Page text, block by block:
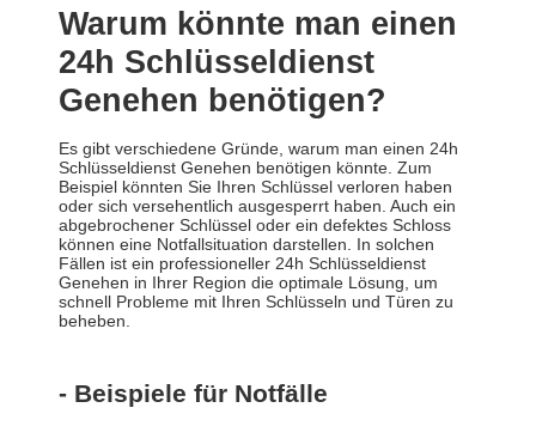
Warum könnte man einen
24h Schlüsseldienst
Genehen benötigen?
Es gibt verschiedene Gründe, warum man einen 24h
Schlüsseldienst Genehen benötigen könnte. Zum
Beispiel könnten Sie Ihren Schlüssel verloren haben
oder sich versehentlich ausgesperrt haben. Auch ein
abgebrochener Schlüssel oder ein defektes Schloss
können eine Notfallsituation darstellen. In solchen
Fällen ist ein professioneller 24h Schlüsseldienst
Genehen in Ihrer Region die optimale Lösung, um
schnell Probleme mit Ihren Schlüsseln und Türen zu
beheben.
- Beispiele für Notfälle